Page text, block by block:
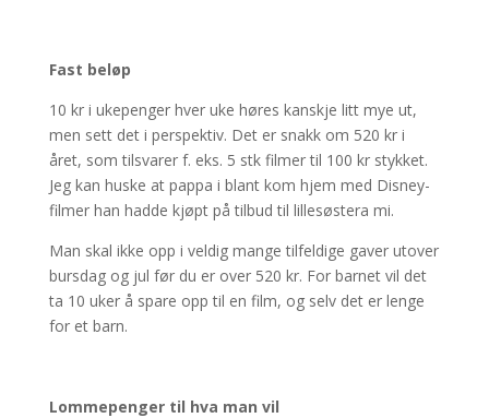
Fast beløp
10 kr i ukepenger hver uke høres kanskje litt mye ut,
men sett det i perspektiv. Det er snakk om 520 kr i
året, som tilsvarer f. eks. 5 stk filmer til 100 kr stykket.
Jeg kan huske at pappa i blant kom hjem med Disney-
filmer han hadde kjøpt på tilbud til lillesøstera mi.
Man skal ikke opp i veldig mange tilfeldige gaver utover
bursdag og jul før du er over 520 kr. For barnet vil det
ta 10 uker å spare opp til en film, og selv det er lenge
for et barn.
Lommepenger til hva man vil